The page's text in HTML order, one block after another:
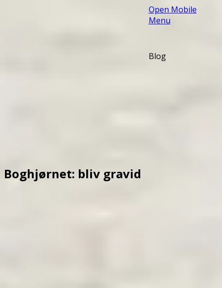
Open Mobile
Menu
Blog
Boghjørnet: bliv gravid